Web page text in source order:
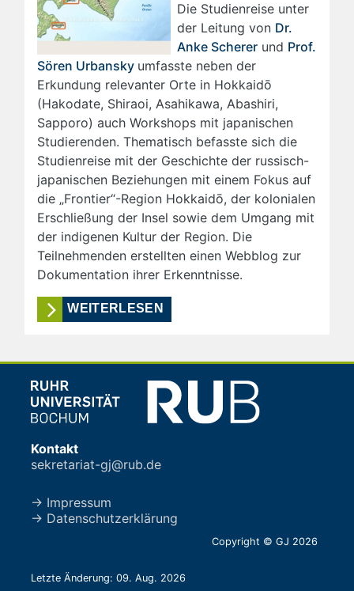
Die Studienreise unter
der Leitung von Dr.
Anke Scherer und Prof.
Sören Urbansky umfasste neben der
Erkundung relevanter Orte in Hokkaidō
(Hakodate, Shiraoi, Asahikawa, Abashiri,
Sapporo) auch Workshops mit japanischen
Studierenden. Thematisch befasste sich die
Studienreise mit der Geschichte der russisch-
japanischen Beziehungen mit einem Fokus auf
die „Frontier“-Region Hokkaidō, der kolonialen
Erschließung der Insel sowie dem Umgang mit
der indigenen Kultur der Region. Die
Teilnehmenden erstellten einen Webblog zur
Dokumentation ihrer Erkenntnisse.
WEITERLESEN
Kontakt
sekretariat-gj@rub.de
→ Impressum
→ Datenschutzerklärung
Copyright © GJ 2026
Letzte Änderung: 09. Aug. 2026